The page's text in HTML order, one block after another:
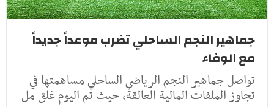
جماهير النجم الساحلي تضرب موعداً جديداً
مع الوفاء
تواصل جماهير النجم الرياضي الساحلي مساهمتها في
تجاوز الملفات المالية العالقة، حيث تم اليوم غلق مل